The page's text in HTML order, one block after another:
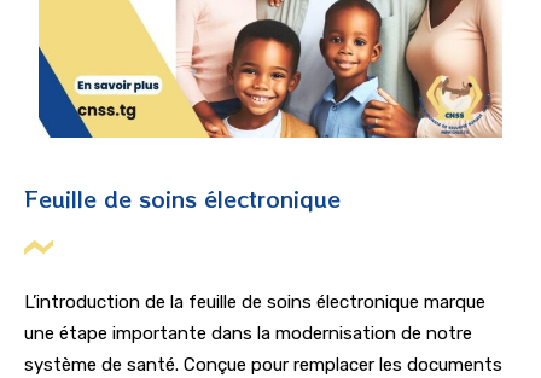
Feuille de soins électronique
L’introduction de la feuille de soins électronique marque
une étape importante dans la modernisation de notre
système de santé. Conçue pour remplacer les documents